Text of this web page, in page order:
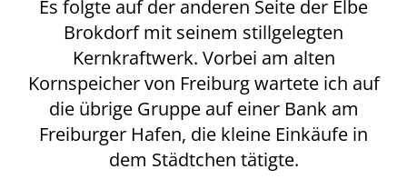
Es folgte auf der anderen Seite der Elbe
Brokdorf mit seinem stillgelegten
Kernkraftwerk. Vorbei am alten
Kornspeicher von Freiburg wartete ich auf
die übrige Gruppe auf einer Bank am
Freiburger Hafen, die kleine Einkäufe in
dem Städtchen tätigte.